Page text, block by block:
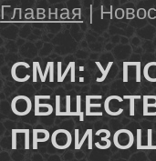
Главная |
СМИ: У